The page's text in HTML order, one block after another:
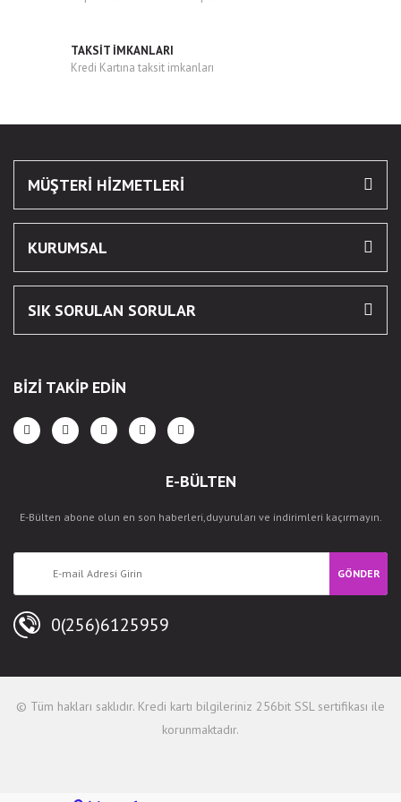
Gönder
TAKSİT İMKANLARI
Kredi Kartına taksit imkanları
MÜŞTERİ HİZMETLERİ
KURUMSAL
SIK SORULAN SORULAR
BİZİ TAKİP EDİN
E-BÜLTEN
E-Bülten abone olun en son haberleri,duyuruları ve indirimleri kaçırmayın.
GÖNDER
0(256)6125959
© Tüm hakları saklıdır. Kredi kartı bilgileriniz 256bit SSL sertifikası ile
korunmaktadır.